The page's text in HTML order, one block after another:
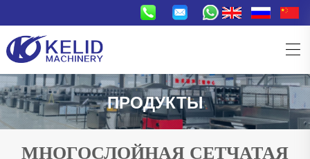
ПРОДУКТЫ
МНОГОСЛОЙНАЯ СЕТЧАТАЯ